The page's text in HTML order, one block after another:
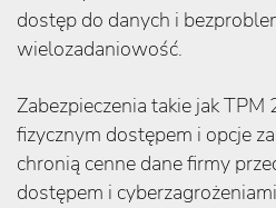
dostęp do danych i
wielozadaniowość.
Zabezpieczenia takie jak TPM
fizycznym dostępem i opcje
chronią cenne dane firmy
dostępem i